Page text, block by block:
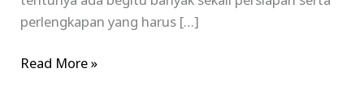
perlengkapan yang harus […]
Read More »